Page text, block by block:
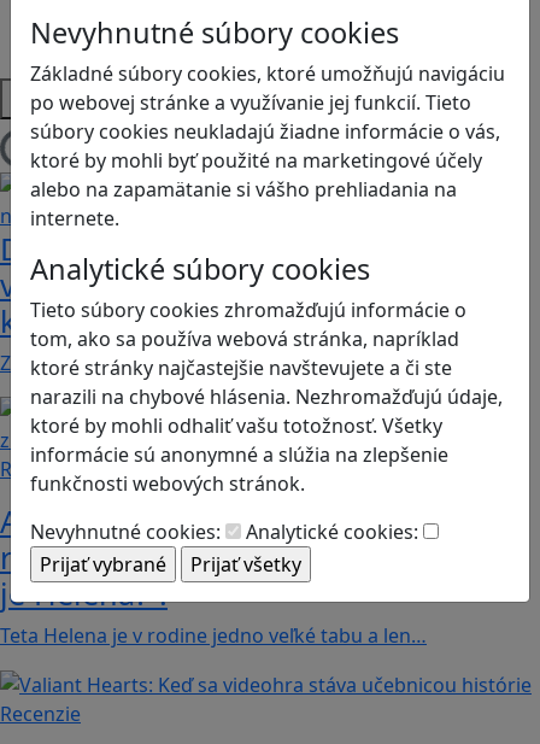
Nevyhnutné súbory cookies
Základné súbory cookies, ktoré umožňujú navigáciu
po webovej stránke a využívanie jej funkcií. Tieto
súbory cookies neukladajú žiadne informácie o vás,
ktoré by mohli byť použité na marketingové účely
alebo na zapamätanie si vášho prehliadania na
internete.
Analytické súbory cookies
Tieto súbory cookies zhromažďujú informácie o
tom, ako sa používa webová stránka, napríklad
ktoré stránky najčastejšie navštevujete a či ste
narazili na chybové hlásenia. Nezhromažďujú údaje,
ktoré by mohli odhaliť vašu totožnosť. Všetky
informácie sú anonymné a slúžia na zlepšenie
funkčnosti webových stránok.
Nevyhnutné cookies:
Analytické cookies:
Strategické myslenie
Zdravie a pohyb
Platformy
Načítam blogy
Dobrodružstvá Mimi a Lízy vo
videohre? Dvojica neoddeliteľných
kamarátok už aj ako herné postavy
Značku Mimi a Líza by sme mohli označiť priam za…
Recenzie
Ako ovplyvnil komunistický režim
rodinné vzťahy? To zistíte v hre „Kto
je Helena?“.
Teta Helena je v rodine jedno veľké tabu a len…
Recenzie